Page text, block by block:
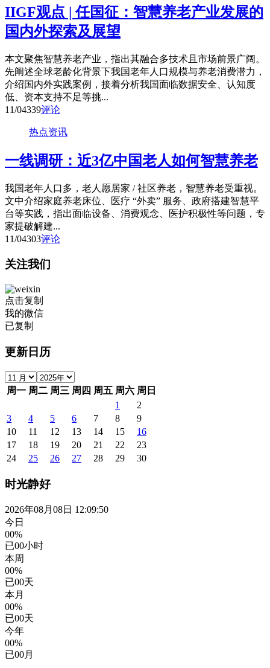
IIGF观点 | 任国征：智慧养老产业发展的
国内外探索及展望
本文聚焦智慧养老产业，指出其融合多技术且市场前景广阔。
先阐述全球老龄化背景下我国老年人口规模与养老消费潜力，
介绍国内外实践案例，接着分析我国面临数据安全、认知度
低、资本支持不足等挑...
11/04339评论
热点资讯
一线调研：近3亿中国老人如何智慧养老
我国老年人口多，老人愿居家 / 社区养老，智慧养老受重视。
文中介绍家庭养老床位、医疗 “外卖” 服务、政府搭建智慧平
台等实践，指出面临设备、消费观念、医护积极性等问题，专
家提破解建...
11/04303评论
关注我们
点击复制
我的微信
已复制
更新日历
周一 周二 周三 周四 周五 周六 周日
1
2
3
4 5 6 7 8
9
10
11 12 13 14 15
16
17
18 19 20 21 22
23
24
25 26 27 28 29 30
时光静好
2026年08月08日 12:09:50
今日
00%
已00小时
本周
00%
已00天
本月
00%
已00天
今年
00%
已00月